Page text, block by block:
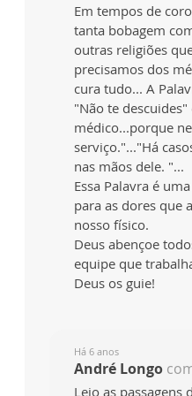
Em tempos de
tanta bobagem
outras religiões
precisamos dos
cura tudo... A
"Não te
médico...porque
serviço."..."Há
nas mãos dele. "...
Essa Palavra é
para as dores que
nosso físico.
Deus abençoe
equipe que
Deus os guie!
Há 6 anos
André Longo
Leio as passagens